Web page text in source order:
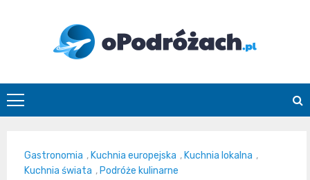
O
Podróżach
Gastronomia , Kuchnia europejska , Kuchnia lokalna ,
Kuchnia świata , Podróże kulinarne